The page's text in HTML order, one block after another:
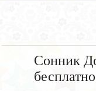
Сонник
бесплатно